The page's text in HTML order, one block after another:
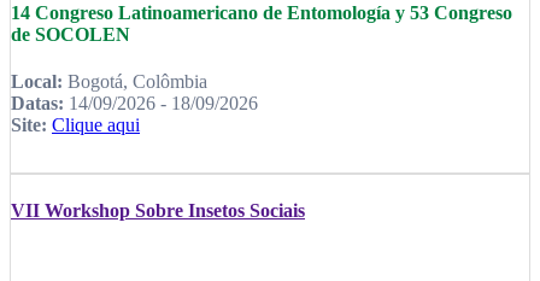
14 Congreso Latinoamericano de Entomología y 53 Congreso
de SOCOLEN
Local: Bogotá, Colômbia
Datas: 14/09/2026 - 18/09/2026
Site: Clique aqui
VII Workshop Sobre Insetos Sociais